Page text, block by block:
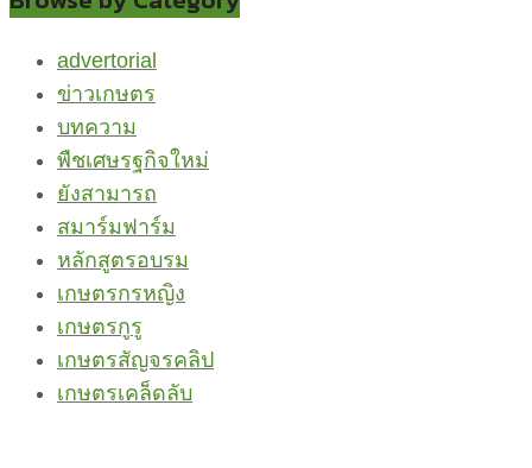
advertorial
ข่าวเกษตร
บทความ
พืชเศษรฐกิจใหม่
ยังสามารถ
สมาร์มฟาร์ม
หลักสูตรอบรม
เกษตรกรหญิง
เกษตรกูรู
เกษตรสัญจรคลิป
เกษตรเคล็ดลับ